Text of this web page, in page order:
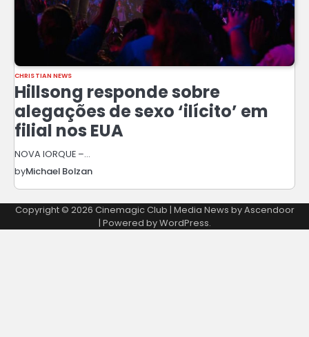
CHRISTIAN NEWS
Hillsong responde sobre
alegações de sexo ‘ilícito’ em
filial nos EUA
NOVA IORQUE –…
byMichael Bolzan
Copyright © 2026 Cinemagic Club | Media News byAscendoor
| Powered byWordPress.